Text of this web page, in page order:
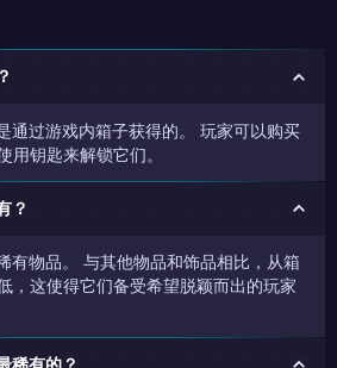
通过游戏内箱子获得的。 玩家可以购买
用钥匙来解锁它们。
？
有物品。 与其他物品和饰品相比，从箱
，这使得它们备受希望脱颖而出的玩家
稀有的？